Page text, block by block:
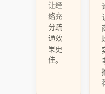
让经
络充
分疏
通效
果更
佳。